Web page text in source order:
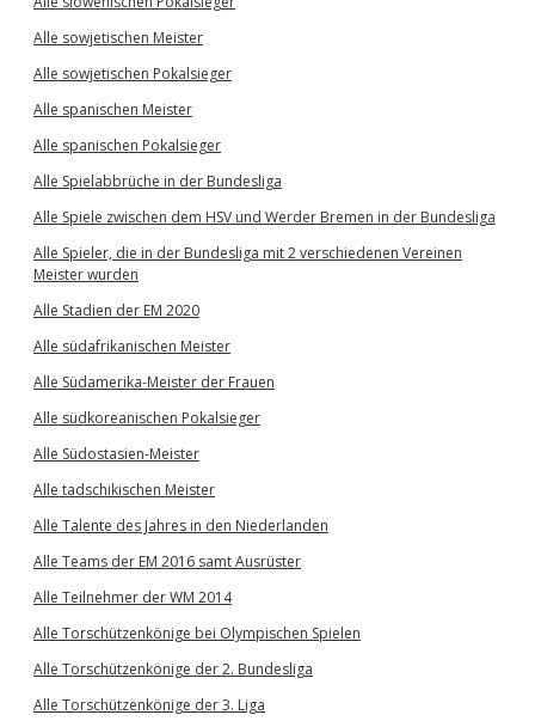
Alle sowjetischen Meister
Alle sowjetischen Pokalsieger
Alle spanischen Meister
Alle spanischen Pokalsieger
Alle Spielabbrüche in der Bundesliga
Alle Spiele zwischen dem HSV und Werder Bremen in der Bundesliga
Alle Spieler, die in der Bundesliga mit 2 verschiedenen Vereinen
Meister wurden
Alle Stadien der EM 2020
Alle südafrikanischen Meister
Alle Südamerika-Meister der Frauen
Alle südkoreanischen Pokalsieger
Alle Südostasien-Meister
Alle tadschikischen Meister
Alle Talente des Jahres in den Niederlanden
Alle Teams der EM 2016 samt Ausrüster
Alle Teilnehmer der WM 2014
Alle Torschützenkönige bei Olympischen Spielen
Alle Torschützenkönige der 2. Bundesliga
Alle Torschützenkönige der 3. Liga